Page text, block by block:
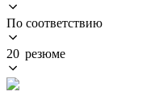
По соответствию
20 резюме